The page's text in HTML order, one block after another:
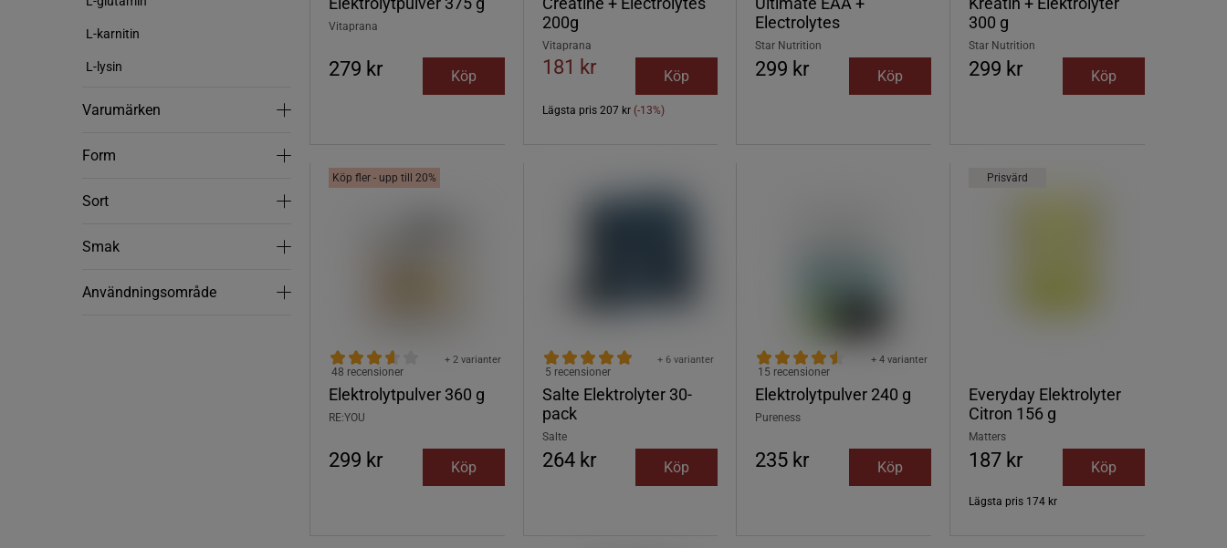
L-karnitin
L-lysin
Varumärken
Form
SortSort
SmakSmak
AnvändningsområdeAnvändningsområde
Vitaprana
279 kr Köp
200g
Vitaprana
181 kr Köp
Lägsta pris 207 kr (-13%)
Electrolytes
Star Nutrition
299 kr Köp
300 g
Star Nutrition
299 kr Köp
Köp fler - upp till 20%
Elektrolytpulver 360 g
+ 2 varianter
48 recensioner
RE:YOU
299 kr Köp
Salte Elektrolyter 30-
pack
+ 6 varianter
5 recensioner
Salte
264 kr Köp
Elektrolytpulver 240 g
+ 4 varianter
15 recensioner
Pureness
235 kr Köp
Prisvärd
Everyday Elektrolyter
Citron 156 g
Matters
187 kr Köp
Lägsta pris 174 kr